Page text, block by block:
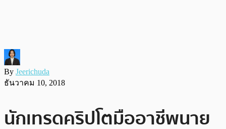
By Jeerichuda
ธันวาคม 10, 2018
นักเทรดคริปโตมืออาชีพนาย